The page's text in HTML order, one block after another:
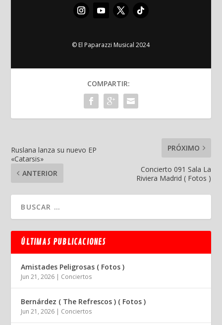
© El Paparazzi Musical 2024
COMPARTIR:
Ruslana lanza su nuevo EP
«Catarsis»
ANTERIOR
PRÓXIMO
Concierto 091 Sala La
Riviera Madrid ( Fotos )
ÚLTIMAS PUBLICACIONES
Amistades Peligrosas ( Fotos )
Jun 21, 2026 | Conciertos
Bernárdez ( The Refrescos ) ( Fotos )
Jun 21, 2026 | Conciertos